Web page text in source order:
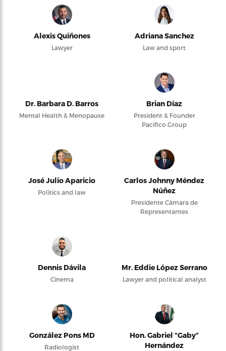
Alexis Quiñones
Lawyer
Adriana Sanchez
Law and sport
Dr. Barbara D. Barros
Mental Health & Menopause
Brian Díaz
President & Founder
Pacifico Group
José Julio Aparicio
Politics and law
Carlos Johnny Méndez
Núñez
Presidente Cámara de
Representantes
Dennis Dávila
Cinema
Mr. Eddie López Serrano
Lawyer and political analyst
González Pons MD
Radiologist
Hon. Gabriel “Gaby”
Hernández